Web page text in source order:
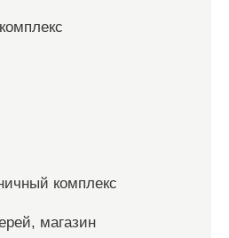
комплекс
магазин